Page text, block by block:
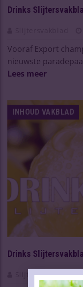
Drinks
Vooraf Export
nieuwste
Lees meer
INHOUD VAKBLAD
Drinks
Slijtersvakblad